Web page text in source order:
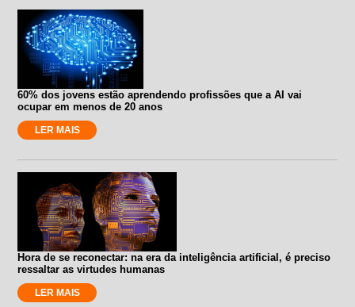
60% dos jovens estão aprendendo profissões que a AI vai
ocupar em menos de 20 anos
LER MAIS
Hora de se reconectar: na era da inteligência artificial, é preciso
ressaltar as virtudes humanas
LER MAIS